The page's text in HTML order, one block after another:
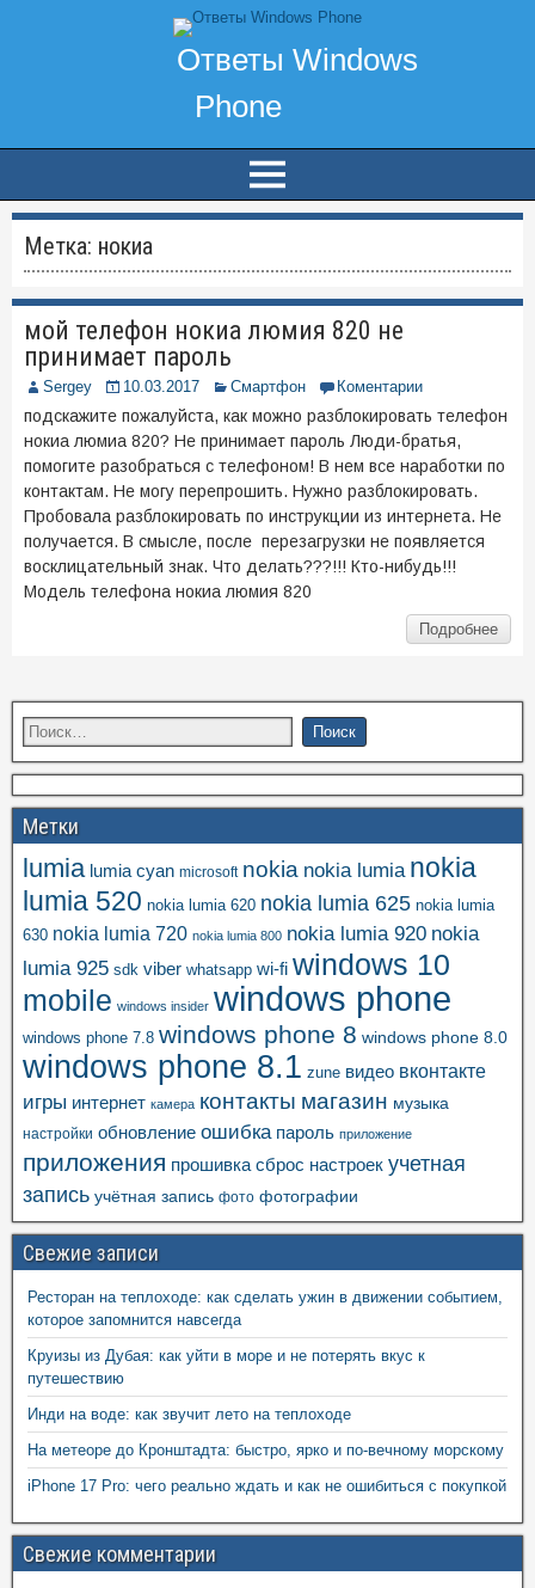
Метка: нокиа
мой телефон нокиа люмия 820 не
принимает пароль
Sergey 10.03.2017 Смартфон Коментарии
подскажите пожалуйста, как можно разблокировать телефон
нокиа люмиа 820? Не принимает пароль Люди-братья,
помогите разобраться с телефоном! В нем все наработки по
контактам. Не могу перепрошить. Нужно разблокировать.
Пробовала разблокировать по инструкции из интернета. Не
получается. В смысле, после перезагрузки не появляется
восклицательный знак. Что делать???!!! Кто-нибудь!!!
Модель телефона нокиа люмия 820
Подробнее
Метки
lumia lumia cyan microsoft nokia nokia lumia nokia
lumia 520 nokia lumia 620 nokia lumia 625 nokia lumia
630 nokia lumia 720 nokia lumia 800 nokia lumia 920 nokia
lumia 925 sdk viber whatsapp wi-fi windows 10
mobile windows insider windows phone
windows phone 7.8 windows phone 8 windows phone 8.0
windows phone 8.1 zune видео вконтакте
игры интернет камера контакты магазин музыка
настройки обновление ошибка пароль приложение
приложения прошивка сброс настроек учетная
запись учётная запись фото фотографии
Свежие записи
Ресторан на теплоходе: как сделать ужин в движении событием,
которое запомнится навсегда
Круизы из Дубая: как уйти в море и не потерять вкус к
путешествию
Инди на воде: как звучит лето на теплоходе
На метеоре до Кронштадта: быстро, ярко и по-вечному морскому
iPhone 17 Pro: чего реально ждать и как не ошибиться с покупкой
Свежие комментарии